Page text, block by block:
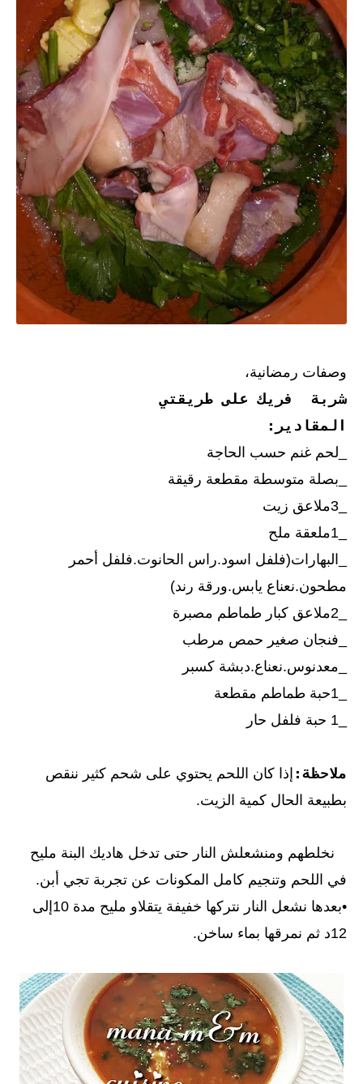
وصفات رمضانية،
شربة فريك على طريقتي
المقادير:
_لحم غنم حسب الحاجة
_بصلة متوسطة مقطعة رقيقة
_البهارات(فلفل اسود.راس الحانوت.فلفل أحمر
مطحون.نعناع يابس.ورقة رند)
_فنجان صغير حمص مرطب
_معدنوس.نعناع.دبشة كسبر
ملاحظة: إذا كان اللحم يحتوي على شحم كثير ننقص
بطبيعة الحال كمية الزيت.
نخلطهم ومنشعلش النار حتى تدخل هاديك البنة مليح
في اللحم وتنجيم كامل المكونات عن تجربة تجي أبن.
•بعدها نشعل النار نتركها خفيفة يتقلاو مليح مدة 10إلى
12د ثم نمرقها بماء ساخن.